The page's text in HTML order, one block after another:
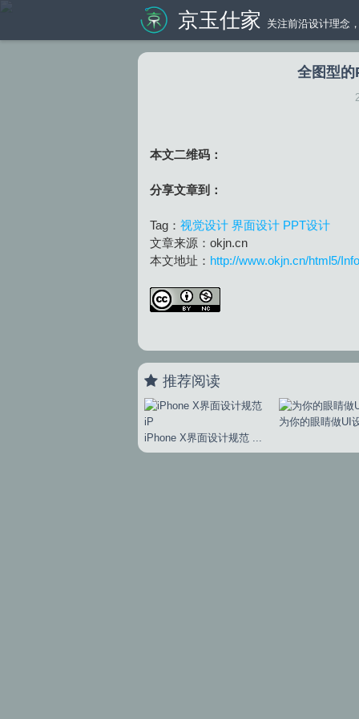
京玉仕家 关注前沿设计理念
全图型的
本文二维码：
分享文章到：
Tag： 视觉设计 界面设计 PPT设计
文章来源：okjn.cn
本文地址： http://www.okjn.cn/html5/
推荐阅读
iPhone X界面设计规范 ...
为你的眼睛做UI